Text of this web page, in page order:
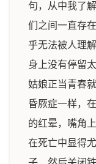
句，从中我了
们之间一直存
乎无法被人理
身上没有停留
姑娘正当青春
昏厥症一样，
的红晕，嘴角
在死亡中显得